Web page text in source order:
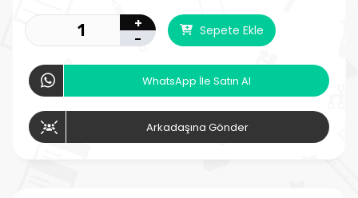
+
-
Sepete Ekle
WhatsApp İle Satın Al
Arkadaşına Gönder